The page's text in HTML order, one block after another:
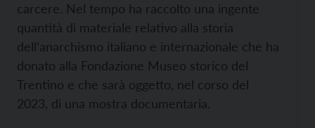
carcere. Nel tempo ha raccolto una ingente
quantità di materiale relativo alla storia
dell’anarchismo italiano e internazionale che ha
donato alla Fondazione Museo storico del
Trentino e che sarà oggetto, nel corso del
2023, di una mostra documentaria.